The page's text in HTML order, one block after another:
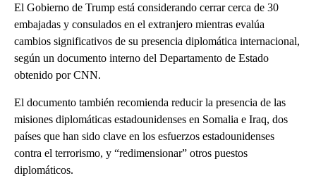
El Gobierno de Trump está considerando cerrar cerca de 30
embajadas y consulados en el extranjero mientras evalúa
cambios significativos de su presencia diplomática internacional,
según un documento interno del Departamento de Estado
obtenido por CNN.
El documento también recomienda reducir la presencia de las
misiones diplomáticas estadounidenses en Somalia e Iraq, dos
países que han sido clave en los esfuerzos estadounidenses
contra el terrorismo, y “redimensionar” otros puestos
diplomáticos.